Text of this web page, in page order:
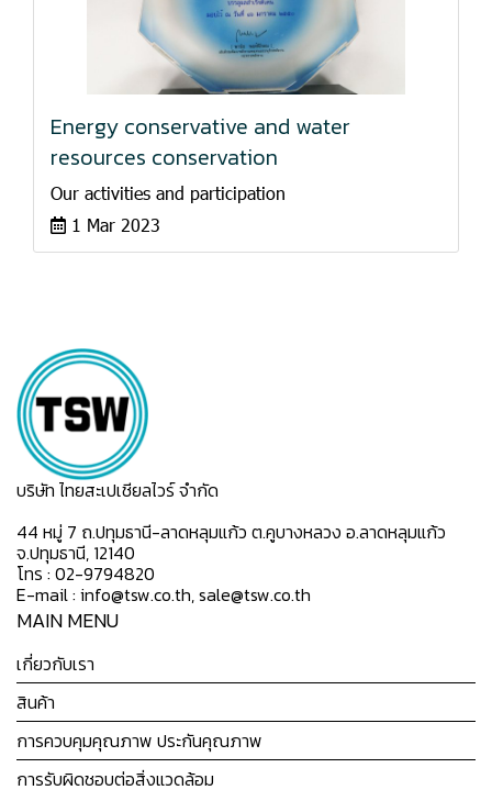
Energy conservative and water
resources conservation
Our activities and participation
1 Mar 2023
บริษัท ไทยสะเปเชียลไวร์ จำกัด
44 หมู่ 7 ถ.ปทุมธานี-ลาดหลุมแก้ว ต.คูบางหลวง อ.ลาดหลุมแก้ว
จ.ปทุมธานี, 12140
โทร : 02-9794820
E-mail : info@tsw.co.th, sale@tsw.co.th
MAIN MENU
เกี่ยวกับเรา
สินค้า
การควบคุมคุณภาพ ประกันคุณภาพ
การรับผิดชอบต่อสิ่งแวดล้อม